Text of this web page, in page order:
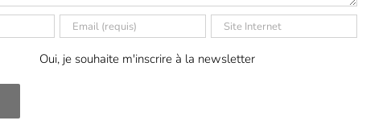
Oui, je souhaite m'inscrire à la newsletter